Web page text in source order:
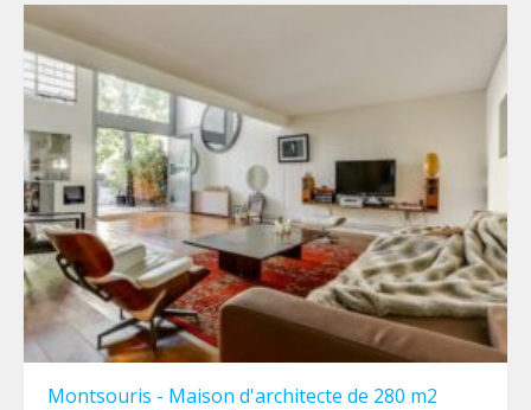
Montsouris - Maison d'architecte de 280 m2